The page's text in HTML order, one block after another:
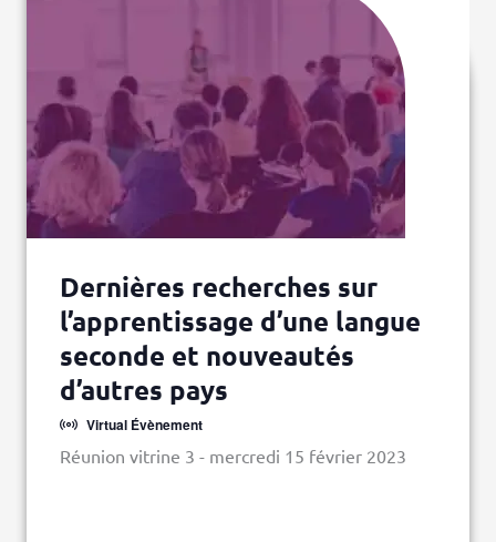
Dernières recherches sur
l’apprentissage d’une langue
seconde et nouveautés
d’autres pays
Virtual Évènement
Réunion vitrine 3 - mercredi 15 février 2023